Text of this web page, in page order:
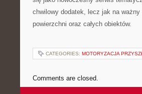
chwilowy dodatek, lecz jak na
powierzchni oraz całych obiektów.
CATEGORIES: MOTORYZACJA
Comments are closed.